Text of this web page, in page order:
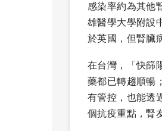
感染率約為其他
雄醫學大學附設
於英國，但腎臟
在台灣，「快篩
藥都已轉趨順暢
有管控，也能透
個抗疫重點，腎